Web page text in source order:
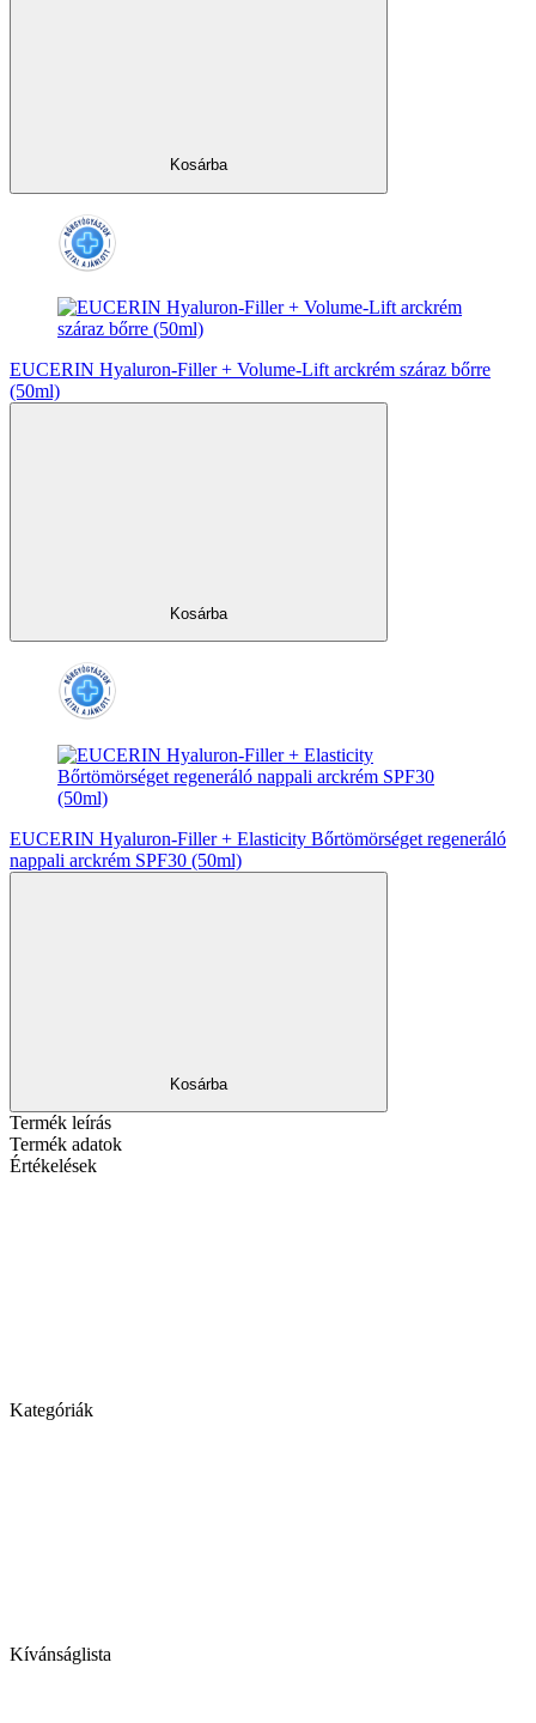
Kosárba
EUCERIN Hyaluron-Filler + Volume-Lift arckrém száraz bőrre
(50ml)
Kosárba
EUCERIN Hyaluron-Filler + Elasticity Bőrtömörséget regeneráló
nappali arckrém SPF30 (50ml)
Kosárba
Termék leírás
Termék adatok
Értékelések
Kategóriák
Kívánságlista